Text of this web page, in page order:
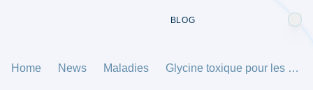
BLOG
Home News Maladies Glycine toxique pour les chats : dangers, symptômes et prévention